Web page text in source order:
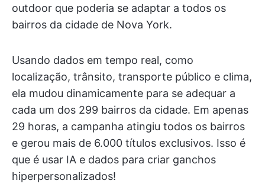
outdoor que poderia se adaptar a todos os
bairros da cidade de Nova York.
Usando dados em tempo real, como
localização, trânsito, transporte público e clima,
ela mudou dinamicamente para se adequar a
cada um dos 299 bairros da cidade. Em apenas
29 horas, a campanha atingiu todos os bairros
e gerou mais de 6.000 títulos exclusivos. Isso é
que é usar IA e dados para criar ganchos
hiperpersonalizados!